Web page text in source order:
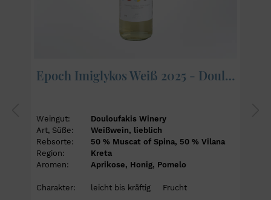
Epoch Imiglykos Weiß 2025 - Douloufakis Winery
Weingut:
Douloufakis Winery
Art, Süße:
Weißwein, lieblich
Rebsorte:
50 % Muscat of Spina, 50 % Vilana
Region:
Kreta
Aromen:
Aprikose, Honig, Pomelo
Charakter: leicht bis kräftig Frucht